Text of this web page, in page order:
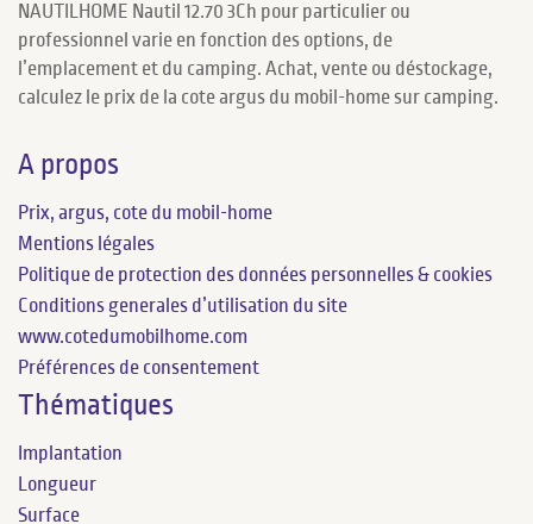
NAUTILHOME Nautil 12.70 3Ch pour particulier ou
professionnel varie en fonction des options, de
l’emplacement et du camping. Achat, vente ou déstockage,
calculez le prix de la cote argus du mobil-home sur camping.
A propos
Prix, argus, cote du mobil-home
Mentions légales
Politique de protection des données personnelles & cookies
Conditions generales d’utilisation du site
www.cotedumobilhome.com
Préférences de consentement
Thématiques
Implantation
Longueur
Surface